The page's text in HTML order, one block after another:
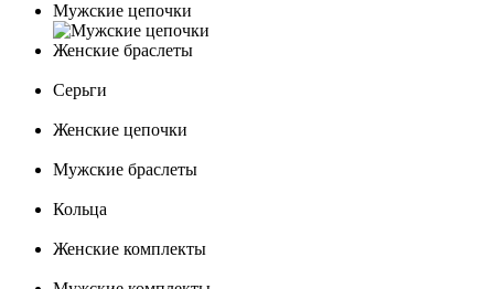
Мужские цепочки
Женские браслеты
Серьги
Женские цепочки
Мужские браслеты
Кольца
Женские комплекты